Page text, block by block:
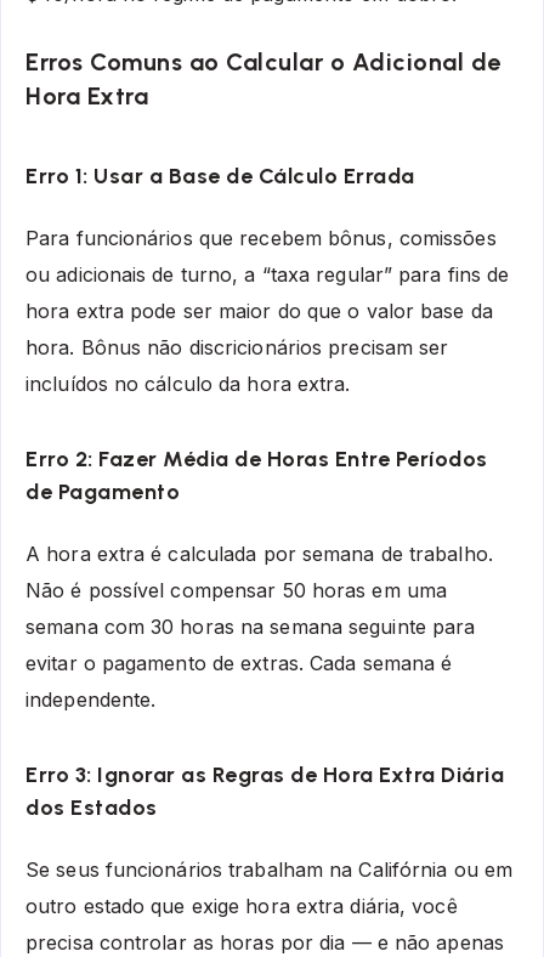
Erros Comuns ao Calcular o Adicional de
Hora Extra
Erro 1: Usar a Base de Cálculo Errada
Para funcionários que recebem bônus, comissões
ou adicionais de turno, a “taxa regular” para fins de
hora extra pode ser maior do que o valor base da
hora. Bônus não discricionários precisam ser
incluídos no cálculo da hora extra.
Erro 2: Fazer Média de Horas Entre Períodos
de Pagamento
A hora extra é calculada por semana de trabalho.
Não é possível compensar 50 horas em uma
semana com 30 horas na semana seguinte para
evitar o pagamento de extras. Cada semana é
independente.
Erro 3: Ignorar as Regras de Hora Extra Diária
dos Estados
Se seus funcionários trabalham na Califórnia ou em
outro estado que exige hora extra diária, você
precisa controlar as horas por dia — e não apenas